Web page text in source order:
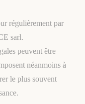
régulièrement par
sarl.
peuvent être
néanmoins à
le plus souvent